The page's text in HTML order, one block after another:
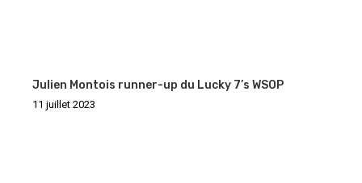
Julien Montois runner-up du Lucky 7’s WSOP
11 juillet 2023